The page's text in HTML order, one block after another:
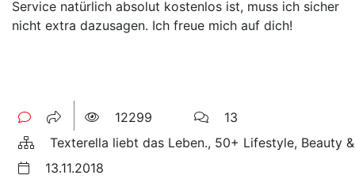
Service natürlich absolut kostenlos ist, muss ich sicher
nicht extra dazusagen. Ich freue mich auf dich!
12299
13
Texterella liebt das Leben., 50+ Lifestyle, Beauty
13.11.2018